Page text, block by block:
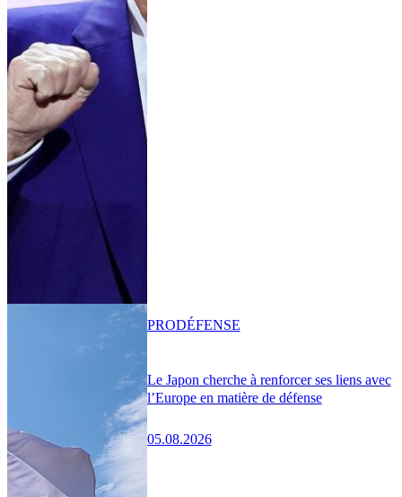
Le Japon cherche à renforcer ses liens avec
l’Europe en matière de défense
05.08.2026
PRODÉFENSE